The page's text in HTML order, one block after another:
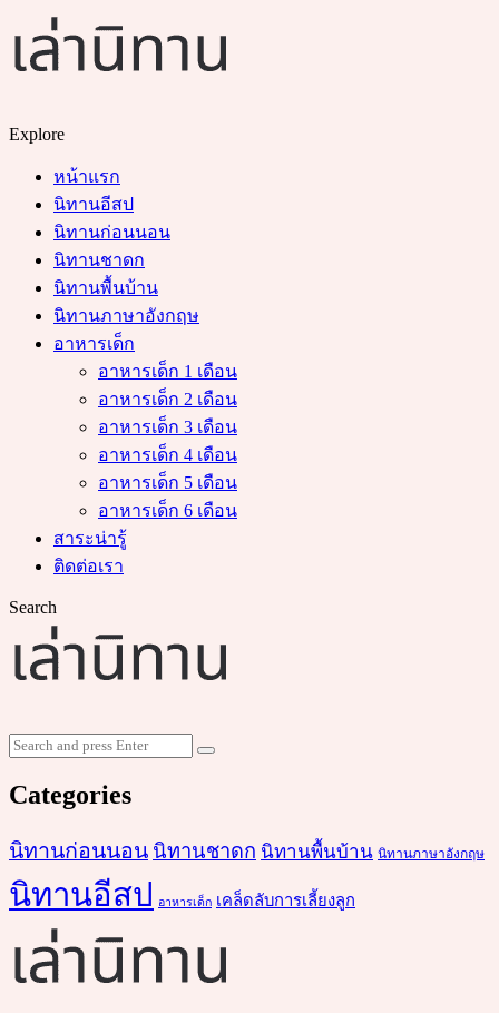
Search
Explore
หน้าแรก
นิทานอีสป
นิทานก่อนนอน
นิทานชาดก
นิทานพื้นบ้าน
นิทานภาษาอังกฤษ
อาหารเด็ก
อาหารเด็ก 1 เดือน
อาหารเด็ก 2 เดือน
อาหารเด็ก 3 เดือน
อาหารเด็ก 4 เดือน
อาหารเด็ก 5 เดือน
อาหารเด็ก 6 เดือน
สาระน่ารู้
ติดต่อเรา
Search
Search
for:
Search
Categories
นิทานก่อนนอน นิทานชาดก นิทานพื้นบ้าน นิทานภาษาอังกฤษ
นิทานอีสป อาหารเด็ก เคล็ดลับการเลี้ยงลูก